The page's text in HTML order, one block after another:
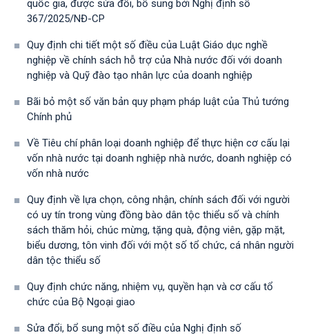
quốc gia, được sửa đổi, bổ sung bởi Nghị định số
367/2025/NĐ-СР
Quy định chi tiết một số điều của Luật Giáo dục nghề
nghiệp về chính sách hỗ trợ của Nhà nước đối với doanh
nghiệp và Quỹ đào tạo nhân lực của doanh nghiệp
Bãi bỏ một số văn bản quy phạm pháp luật của Thủ tướng
Chính phủ
Về Tiêu chí phân loại doanh nghiệp để thực hiện cơ cấu lại
vốn nhà nước tại doanh nghiệp nhà nước, doanh nghiệp có
vốn nhà nước
Quy định về lựa chọn, công nhận, chính sách đối với người
có uy tín trong vùng đồng bào dân tộc thiểu số và chính
sách thăm hỏi, chúc mừng, tặng quà, động viên, gặp mặt,
biểu dương, tôn vinh đối với một số tổ chức, cá nhân người
dân tộc thiểu số
Quy định chức năng, nhiệm vụ, quyền hạn và cơ cấu tổ
chức của Bộ Ngoại giao
Sửa đổi, bổ sung một số điều của Nghị định số